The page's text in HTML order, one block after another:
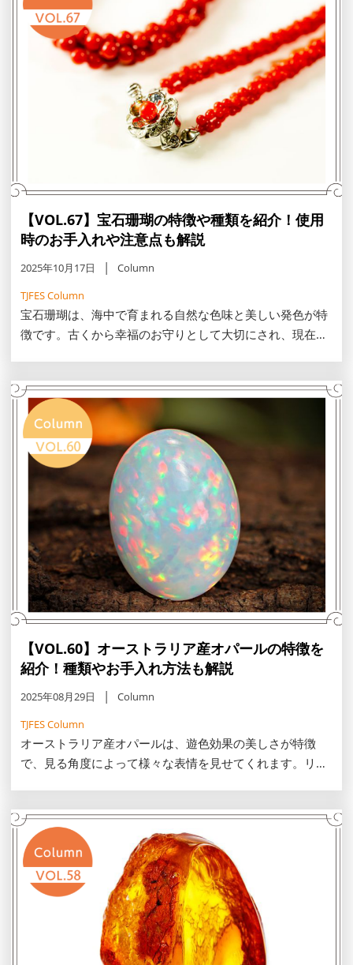
【VOL.67】宝石珊瑚の特徴や種類を紹介！使用
時のお手入れや注意点も解説
2025年10月17日
Column
TJFES Column
宝石珊瑚は、海中で育まれる自然な色味と美しい発色が特
徴です。古くから幸福のお守りとして大切にされ、現在で
解説します。
【VOL.60】オーストラリア産オパールの特徴を
紹介！種類やお手入れ方法も解説
2025年08月29日
Column
TJFES Column
オーストラリア産オパールは、遊色効果の美しさが特徴
で、見る角度によって様々な表情を見せてくれます。リン
や種類、お手入れ方法を解説します。